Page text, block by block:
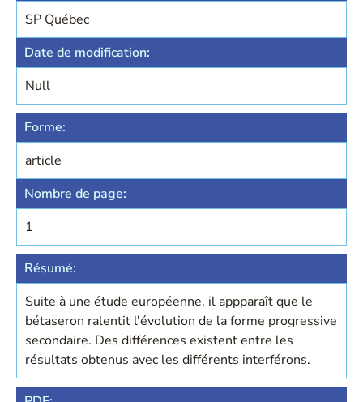
SP Québec
Date de modification:
Null
Forme:
article
Nombre de page:
1
Résumé:
Suite à une étude européenne, il appparaît que le
bétaseron ralentit l'évolution de la forme progressive
secondaire. Des différences existent entre les
résultats obtenus avec les différents interférons.